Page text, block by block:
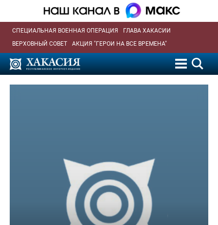
СПЕЦИАЛЬНАЯ ВОЕННАЯ ОПЕРАЦИЯ
ГЛАВА ХАКАСИИ
ВЕРХОВНЫЙ СОВЕТ
АКЦИЯ "ГЕРОИ НА ВСЕ ВРЕМЕНА"